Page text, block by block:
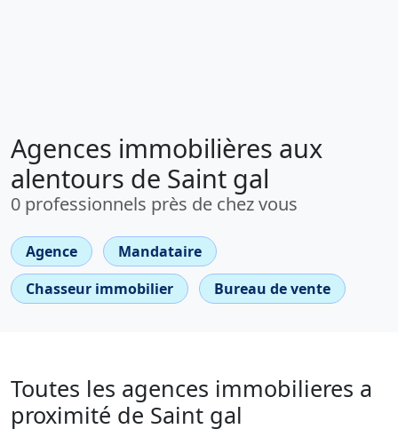
Agences immobilières aux
alentours de Saint gal
0 professionnels près de chez vous
Agence
Mandataire
Chasseur immobilier
Bureau de vente
Toutes les agences immobilieres a
proximité de Saint gal